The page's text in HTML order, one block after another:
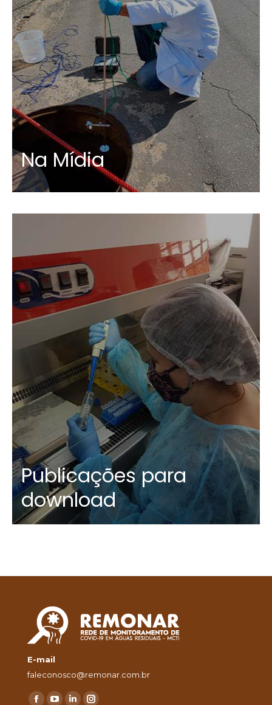
Na Mídia
Publicações para
download
E-mail
faleconosco@remonar.com.br
Encontre-nos em: